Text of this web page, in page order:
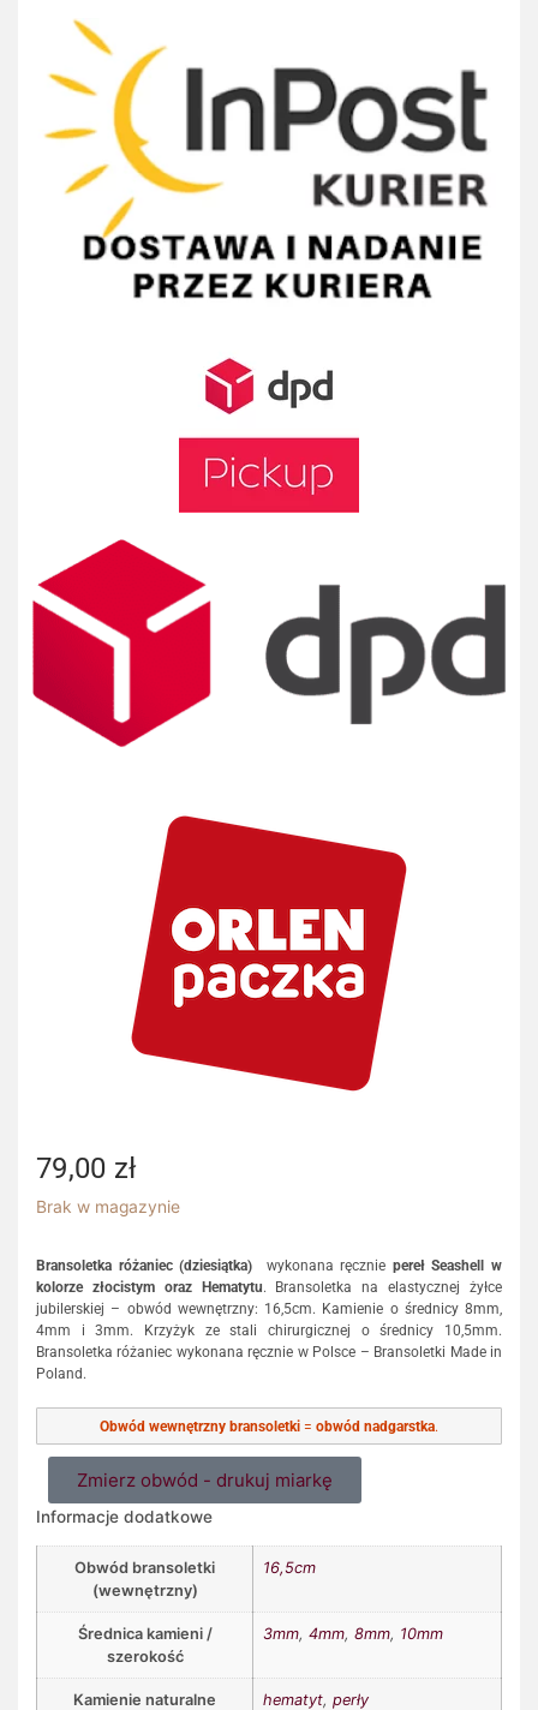
79,00 zł
Brak w magazynie
Bransoletka różaniec (dziesiątka) wykonana ręcznie pereł Seashell w
kolorze złocistym oraz Hematytu. Bransoletka na elastycznej żyłce
jubilerskiej – obwód wewnętrzny: 16,5cm. Kamienie o średnicy 8mm,
4mm i 3mm. Krzyżyk ze stali chirurgicznej o średnicy 10,5mm.
Bransoletka różaniec wykonana ręcznie w Polsce – Bransoletki Made in
Poland.
Obwód wewnętrzny bransoletki = obwód nadgarstka.
Zmierz obwód - drukuj miarkę
Informacje dodatkowe
Obwód bransoletki
(wewnętrzny)
16,5cm
Średnica kamieni /
szerokość
3mm, 4mm, 8mm, 10mm
Kamienie naturalne hematyt, perły